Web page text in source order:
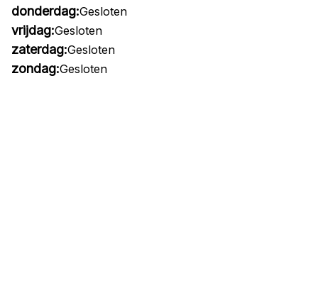
donderdag:Gesloten
vrijdag:Gesloten
zaterdag:Gesloten
zondag:Gesloten